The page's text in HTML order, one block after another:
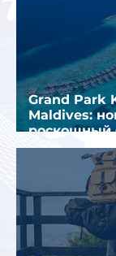
Grand Park
Maldives:
роскошный
Мальдивах